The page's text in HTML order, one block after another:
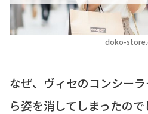
doko-
なぜ、ヴィセのコンシー
ら姿を消してしまったの